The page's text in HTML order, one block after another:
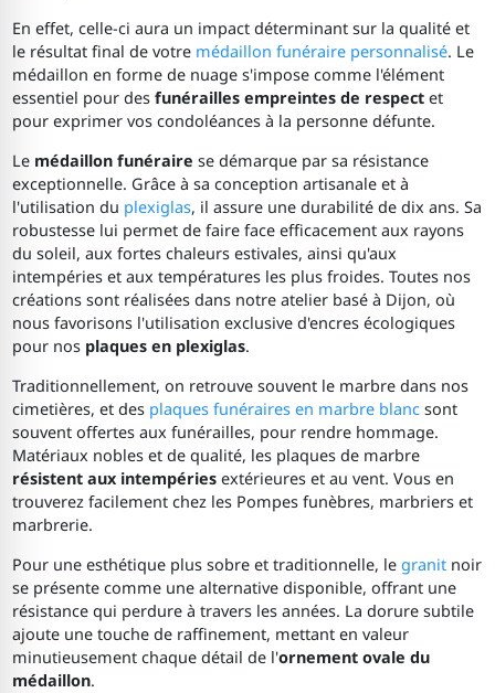
En effet, celle-ci aura un impact déterminant sur la qualité et
le résultat final de votre médaillon funéraire personnalisé. Le
médaillon en forme de nuage s'impose comme l'élément
essentiel pour desfunérailles empreintes de respectet
pour exprimer vos condoléances à la personne défunte.
Le médaillon funéraire se démarque par sa résistance
exceptionnelle. Grâce à sa conception artisanale et à
l'utilisation du plexiglas, il assure une durabilité de dix ans. Sa
robustesse lui permet de faire face efficacement aux rayons
du soleil, aux fortes chaleurs estivales, ainsi qu'aux
intempéries et aux températures les plus froides. Toutes nos
créations sont réalisées dans notre atelier basé à Dijon, où
nous favorisons l'utilisation exclusive d'encres écologiques
pour nos plaques en plexiglas.
Traditionnellement, on retrouve souvent le marbre dans nos
cimetières, et des plaques funéraires en marbre blanc sont
souvent offertes aux funérailles, pour rendre hommage.
Matériaux nobles et de qualité, les plaques de marbre
résistent aux intempéries extérieures et au vent. Vous en
trouverez facilement chez les Pompes funèbres, marbriers et
marbrerie.
Pour une esthétique plus sobre et traditionnelle, legranit noir
se présente comme une alternative disponible, offrant une
résistance qui perdure à travers les années. La dorure subtile
ajoute une touche de raffinement, mettant en valeur
minutieusement chaque détail de l'ornement ovale du
médaillon.